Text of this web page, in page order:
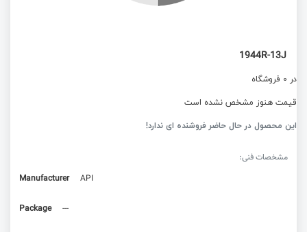
1944R-13J
در 0 فروشگاه
قیمت هنوز مشخص نشده است
این محصول در حال حاضر فروشنده ای ندارد!
مشخصات فنی:
Manufacturer
API
Package ---